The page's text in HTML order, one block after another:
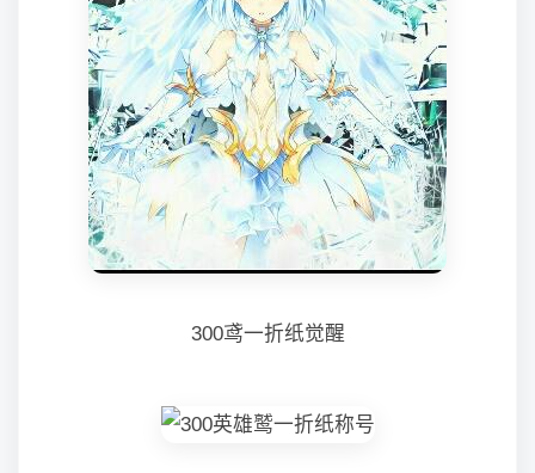
300鸢一折纸觉醒